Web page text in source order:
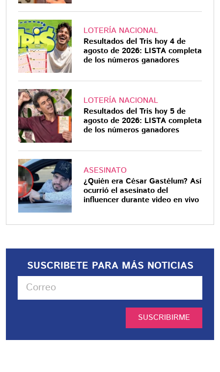
LOTERÍA NACIONAL
Resultados del Tris hoy 4 de
agosto de 2026: LISTA completa
de los números ganadores
LOTERÍA NACIONAL
Resultados del Tris hoy 5 de
agosto de 2026: LISTA completa
de los números ganadores
ASESINATO
¿Quién era César Gastélum? Así
ocurrió el asesinato del
influencer durante video en vivo
SUSCRIBETE PARA MÁS NOTICIAS
SUSCRIBIRME